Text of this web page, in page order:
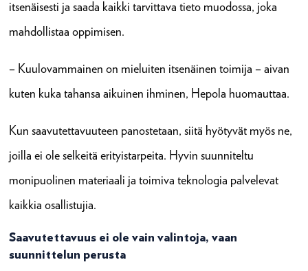
itsenäisesti ja saada kaikki tarvittava tieto muodossa, joka
mahdollistaa oppimisen.
– Kuulovammainen on mieluiten itsenäinen toimija – aivan
kuten kuka tahansa aikuinen ihminen, Hepola huomauttaa.
Kun saavutettavuuteen panostetaan, siitä hyötyvät myös ne,
joilla ei ole selkeitä erityistarpeita. Hyvin suunniteltu
monipuolinen materiaali ja toimiva teknologia palvelevat
kaikkia osallistujia.
Saavutettavuus ei ole vain valintoja, vaan
suunnittelun perusta